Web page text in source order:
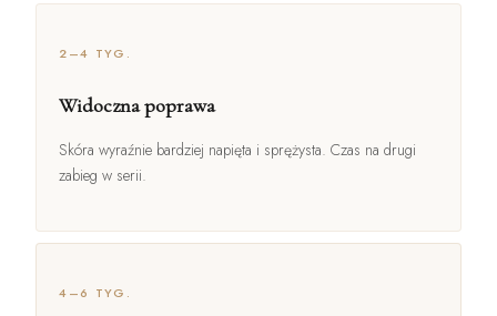
2–4 TYG.
Widoczna poprawa
Skóra wyraźnie bardziej napięta i sprężysta. Czas na drugi
zabieg w serii.
4–6 TYG.